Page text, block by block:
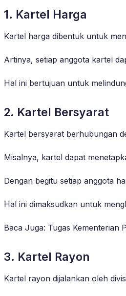
1. Kartel Harga
Kartel harga dibentuk untuk
Artinya, setiap anggota kartel
Hal ini bertujuan untuk
2. Kartel Bersyarat
Kartel bersyarat berhubungan
Misalnya, kartel dapat
Dengan begitu setiap anggota
Hal ini dimaksudkan untuk
Baca Juga: Tugas Kementerian
3. Kartel Rayon
Kartel rayon dijalankan oleh